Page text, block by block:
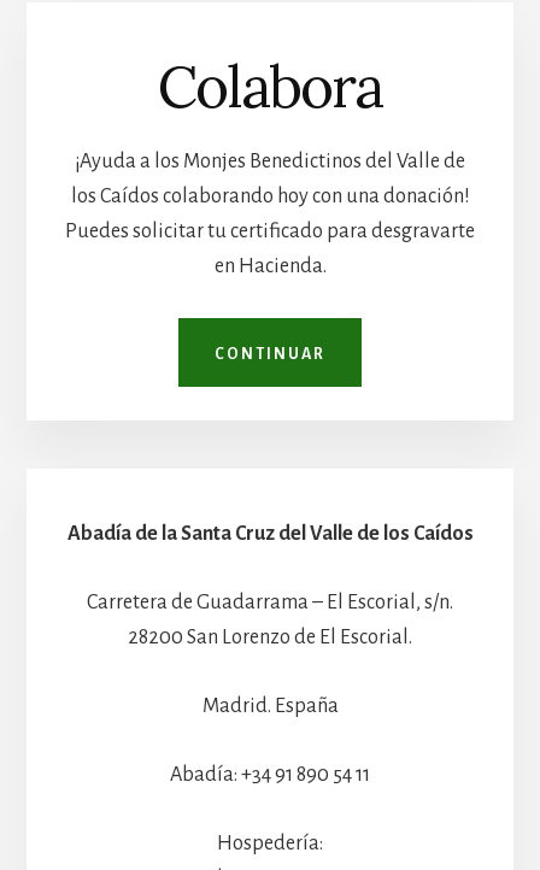
Colabora
¡Ayuda a los Monjes Benedictinos del Valle de
los Caídos colaborando hoy con una donación!
Puedes solicitar tu certificado para desgravarte
en Hacienda.
CONTINUAR
Abadía de la Santa Cruz del Valle de los Caídos
Carretera de Guadarrama – El Escorial, s/n.
28200 San Lorenzo de El Escorial.
Madrid. España
Abadía: +34 91 890 54 11
Hospedería: